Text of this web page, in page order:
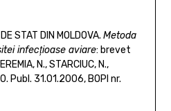
STAT DIN MOLDOVA. Metoda
infecţioase aviare: brevet
N., STARCIUC, N.,
Publ. 31.01.2006, BOPI nr.